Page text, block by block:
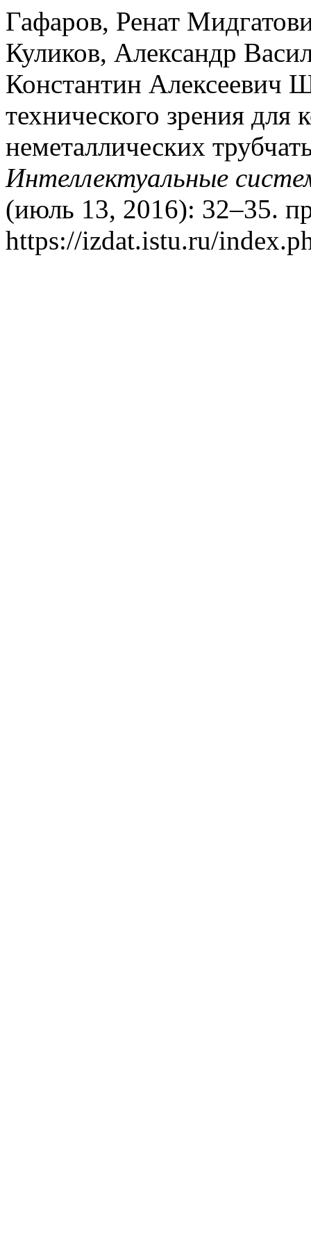
Гафаров, Ренат
Куликов, Александр
Константин Алексеевич
технического зрения для
неметаллических
Интеллектуальные
(июль 13, 2016): 32–35.
https://izdat.istu.ru/